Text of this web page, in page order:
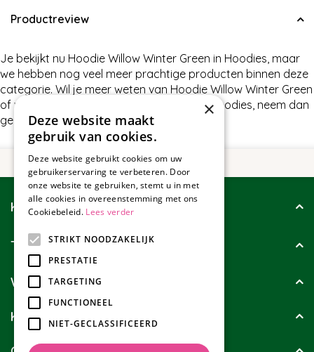
Productreview
Je bekijkt nu Hoodie Willow Winter Green in Hoodies, maar
we hebben nog veel meer prachtige producten binnen deze
categorie. Wil je meer weten van Hoodie Willow Winter Green
of wat wij nog meer te bieden hebben in Hoodies, neem dan
gerust contact met ons op.
Klantenservice
Tuincollectie
Wie zijn wij?
Klanten geven ons
×
Deze website maakt
gebruik van cookies.
Deze website gebruikt cookies om uw
gebruikerservaring te verbeteren. Door
onze website te gebruiken, stemt u in met
alle cookies in overeenstemming met ons
Cookiebeleid. Lees verder
STRIKT NOODZAKELIJK
PRESTATIE
TARGETING
FUNCTIONEEL
NIET-GECLASSIFICEERD